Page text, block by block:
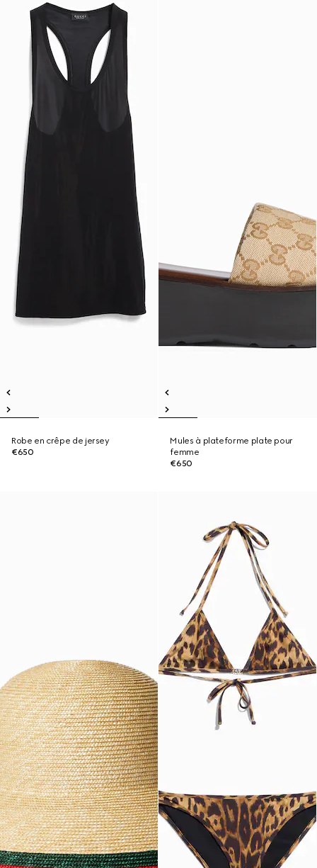
Robe en crêpe de jersey
€650
Mules à plateforme plate pour
femme
€650